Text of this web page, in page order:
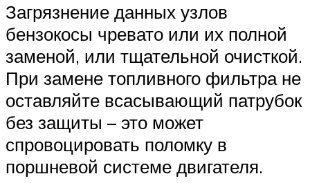
Загрязнение данных узлов
бензокосы чревато или их полной
заменой, или тщательной очисткой.
При замене топливного фильтра не
оставляйте всасывающий патрубок
без защиты – это может
спровоцировать поломку в
поршневой системе двигателя.